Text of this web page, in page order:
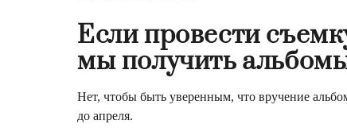
Если провести
мы получить
Нет, чтобы быть уверенным, что вручение
до апреля.